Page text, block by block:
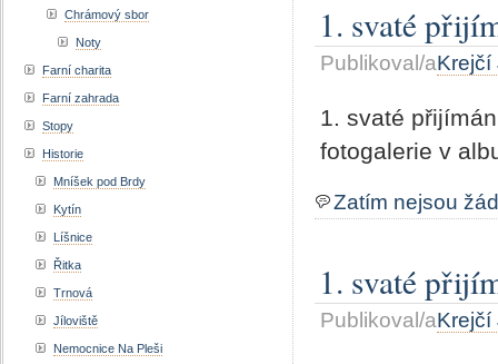
1. svaté
Publikoval/aKrejčí
1. svaté
fotogalerie v
Zatím nejsou
1. svaté
Publikoval/aKrejčí
Chrámový sbor
Noty
Farní charita
Farní zahrada
Stopy
Historie
Mníšek pod Brdy
Kytín
Líšnice
Řitka
Trnová
Jíloviště
Nemocnice Na Pleši